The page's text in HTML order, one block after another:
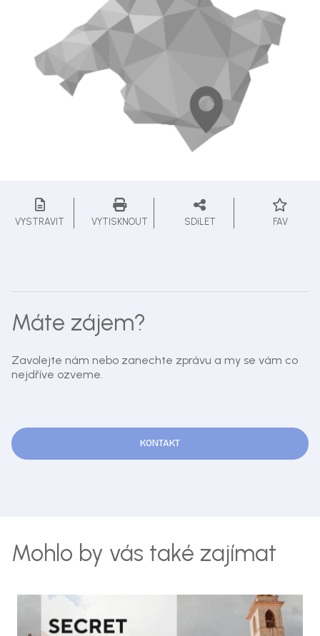
VYSTRAVIT VYTISKNOUT SDíLET FAV
Máte zájem?
Zavolejte nám nebo zanechte zprávu a my se vám co
nejdříve ozveme.
KONTAKT
Mohlo by vás také zajímat